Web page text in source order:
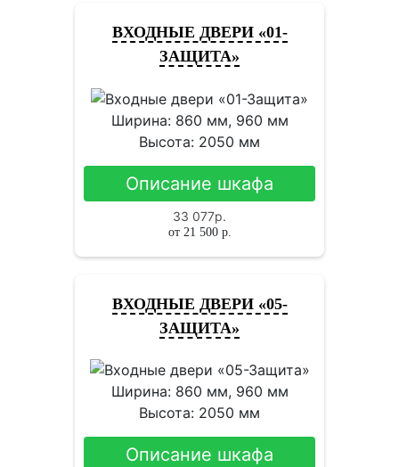
ВХОДНЫЕ ДВЕРИ «01-
ЗАЩИТА»
Ширина: 860 мм, 960 мм
Высота: 2050 мм
Описание шкафа
33 077р.
от 21 500р.
ВХОДНЫЕ ДВЕРИ «05-
ЗАЩИТА»
Ширина: 860 мм, 960 мм
Высота: 2050 мм
Описание шкафа